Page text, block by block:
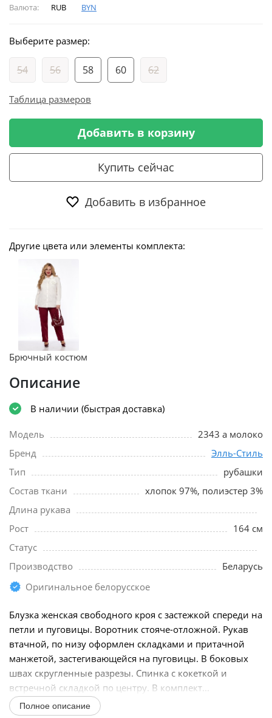
Валюта: RUB BYN
Выберите размер:
54 56 58 60 62
Таблица размеров
Добавить в корзину
Купить сейчас
Добавить в избранное
Другие цвета или элементы комплекта:
Брючный костюм
Описание
В наличии (быстрая доставка)
Модель
2343 а молоко
Бренд
Элль-Стиль
Тип
рубашки
Состав ткани
хлопок 97%, полиэстер 3%
Длина рукава
Рост
164 см
Статус
Производство
Беларусь
Оригинальное белорусское
Блузка женская свободного кроя с застежкой спереди на
петли и пуговицы. Воротник стояче-отложной. Рукав
втачной, по низу оформлен складками и притачной
манжетой, застегивающейся на пуговицы. В боковых
швах скругленные разрезы. Спинка с кокеткой и
встречной складкой по центру. В комплект...
Полное описание